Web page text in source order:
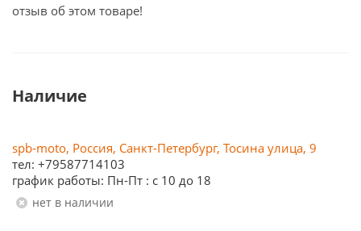
отзыв об этом товаре!
Наличие
spb-moto, Россия, Санкт-Петербург, Тосина улица, 9
тел: +79587714103
график работы: Пн-Пт : с 10 до 18
Нет в наличии